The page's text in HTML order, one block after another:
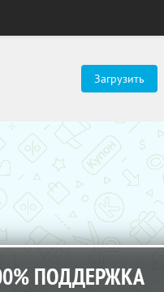
Загрузить
ПОДДЕРЖКА